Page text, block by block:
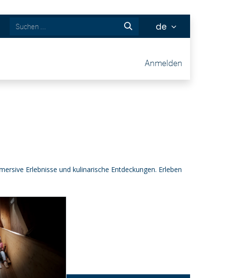
de
Anmelden
Erlebnisse und kulinarische Entdeckungen. Erleben